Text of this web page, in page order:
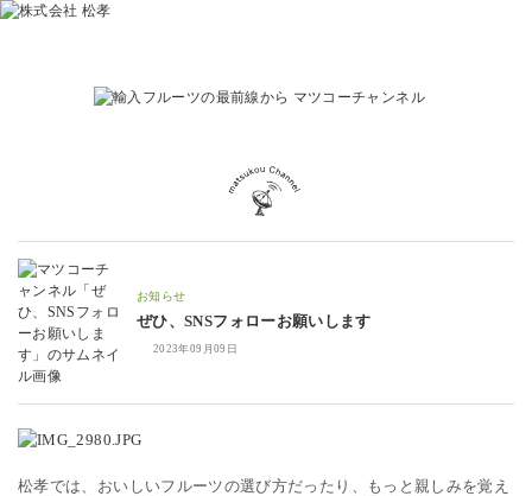
お知らせ
ぜひ、SNSフォローお願いします
2023年09月09日
松孝では、おいしいフルーツの選び方だったり、もっと親しみを覚え